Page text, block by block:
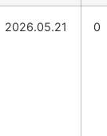
2026.05.21 0